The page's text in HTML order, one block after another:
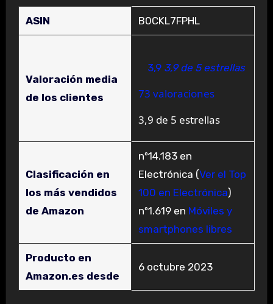
ASIN B0CKL7FPHL
Valoración media
de los clientes
3,9 3,9 de 5 estrellas
73 valoraciones
3,9 de 5 estrellas
Clasificación en
los más vendidos
de Amazon
nº14.183 en
Electrónica (Ver el Top
100 en Electrónica)
nº1.619 en Móviles y
smartphones libres
Producto en
Amazon.es desde
6 octubre 2023